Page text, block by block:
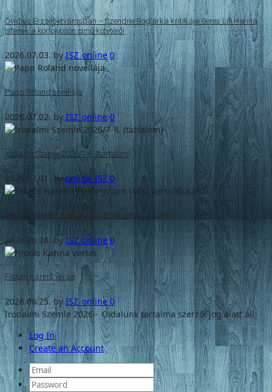
Ovidius Erzsébetvárosban – Szendrei Boglárka kritikája Seres Lili Hanna
Istenek a körfolyosón című kötetéről
2026.07.03. byISZ_online 0
Papp Roland novellája
2026.07.02. byISZ_online 0
Irodalmi Szemle 2026/7-8. (tartalom)
2026.07.01. byonline_ISZ 0
Takács Nándor Bakonyicum című versciklusából
2026.06.28. byISZ_online 0
Filotás Karina versei
2026.06.25. by ISZ_online 0
Irodalmi Szemle 2026-- Oldalunk tartalma szerzői jog alatt áll
Log In
Create an Account